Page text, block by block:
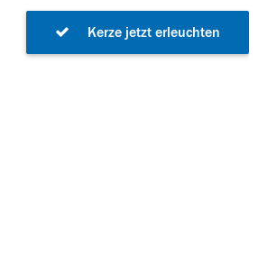
Kerze jetzt erleuchten